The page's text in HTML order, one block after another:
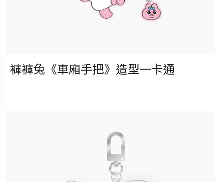
發行：2025-10-01
卡種：一卡通儲值卡-普通卡
立即購買
褲褲兔《車廂手把》造型一卡通